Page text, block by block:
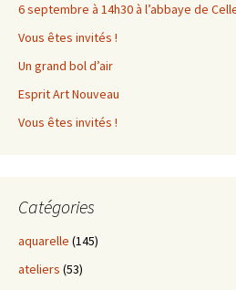
6 septembre à 14h30 à l’abbaye de
Vous êtes invités !
Un grand bol d’air
Esprit Art Nouveau
Vous êtes invités !
Catégories
aquarelle (145)
ateliers (53)